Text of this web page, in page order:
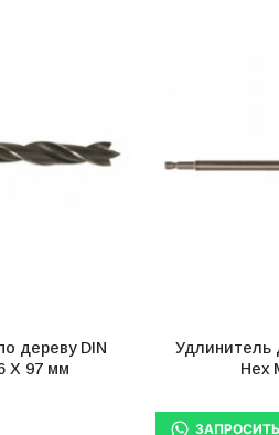
дереву DIN
Х 97 мм
Удлинитель
Hex